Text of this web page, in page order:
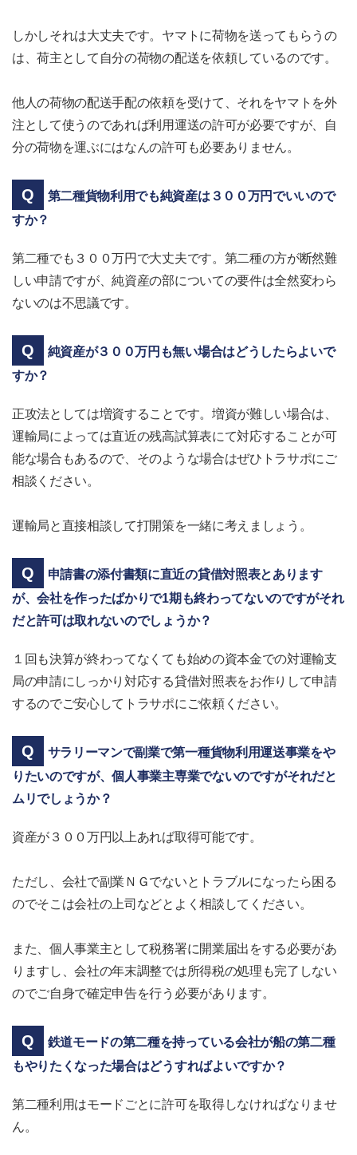
しかしそれは大丈夫です。ヤマトに荷物を送ってもらうの
は、荷主として自分の荷物の配送を依頼しているのです。
他人の荷物の配送手配の依頼を受けて、それをヤマトを外
注として使うのであれば利用運送の許可が必要ですが、自
分の荷物を運ぶにはなんの許可も必要ありません。
第二種貨物利用でも純資産は３００万円でいいので
すか？
第二種でも３００万円で大丈夫です。第二種の方が断然難
しい申請ですが、純資産の部についての要件は全然変わら
ないのは不思議です。
純資産が３００万円も無い場合はどうしたらよいで
すか？
正攻法としては増資することです。増資が難しい場合は、
運輸局によっては直近の残高試算表にて対応することが可
能な場合もあるので、そのような場合はぜひトラサポにご
相談ください。
運輸局と直接相談して打開策を一緒に考えましょう。
申請書の添付書類に直近の貸借対照表とあります
が、会社を作ったばかりで1期も終わってないのですがそれ
だと許可は取れないのでしょうか？
１回も決算が終わってなくても始めの資本金での対運輸支
局の申請にしっかり対応する貸借対照表をお作りして申請
するのでご安心してトラサポにご依頼ください。
サラリーマンで副業で第一種貨物利用運送事業をや
りたいのですが、個人事業主専業でないのですがそれだと
ムリでしょうか？
資産が３００万円以上あれば取得可能です。
ただし、会社で副業ＮＧでないとトラブルになったら困る
のでそこは会社の上司などとよく相談してください。
また、個人事業主として税務署に開業届出をする必要があ
りますし、会社の年末調整では所得税の処理も完了しない
のでご自身で確定申告を行う必要があります。
鉄道モードの第二種を持っている会社が船の第二種
もやりたくなった場合はどうすればよいですか？
第二種利用はモードごとに許可を取得しなければなりませ
ん。